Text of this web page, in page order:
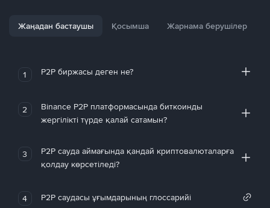
Жаңадан бастаушы Қосымша Жарнама берушілер
1 P2P биржасы деген не?
2
Binance P2P платформасында биткоинды
жергілікті түрде қалай сатамын?
3
P2P сауда аймағында қандай криптовалюталарға
қолдау көрсетіледі?
4 P2P саудасы ұғымдарының глоссарийі